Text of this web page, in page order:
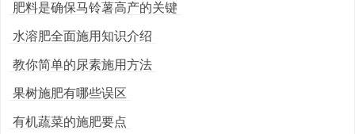
肥料是确保马铃薯高产的关键
水溶肥全面施用知识介绍
教你简单的尿素施用方法
果树施肥有哪些误区
有机蔬菜的施肥要点